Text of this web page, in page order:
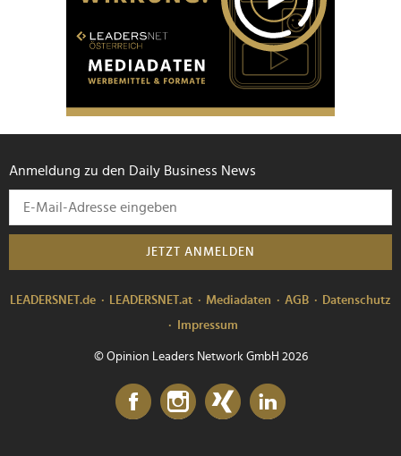
Anmeldung zu den Daily Business News
JETZT ANMELDEN
LEADERSNET.de LEADERSNET.at Mediadaten AGB
Datenschutz
Impressum
© Opinion Leaders Network GmbH 2026